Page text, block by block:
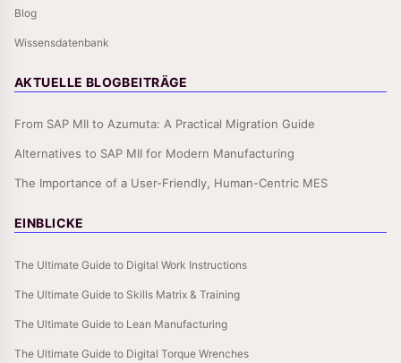
Blog
Wissensdatenbank
AKTUELLE BLOGBEITRÄGE
From SAP MII to Azumuta: A Practical Migration Guide
Alternatives to SAP MII for Modern Manufacturing
The Importance of a User-Friendly, Human-Centric MES
EINBLICKE
The Ultimate Guide to Digital Work Instructions
The Ultimate Guide to Skills Matrix & Training
The Ultimate Guide to Lean Manufacturing
The Ultimate Guide to Digital Torque Wrenches